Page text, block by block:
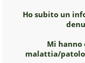
Ho subito un
Mi hanno
malattia/